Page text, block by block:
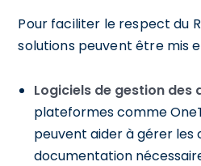
Pour faciliter le respect du
solutions peuvent être mis
Logiciels de gestion des
plateformes comme
peuvent aider à gérer
documentation